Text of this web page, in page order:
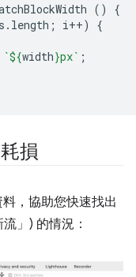
()
{
. length ; i++)
{
`${width}px` ;
損
，協助您快速找出
」) 的情況：